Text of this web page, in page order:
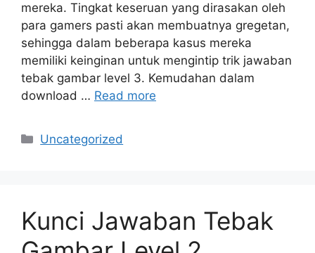
mereka. Tingkat keseruan yang dirasakan oleh
para gamers pasti akan membuatnya gregetan,
sehingga dalam beberapa kasus mereka
memiliki keinginan untuk mengintip trik jawaban
tebak gambar level 3. Kemudahan dalam
download … Read more
Categories
Uncategorized
Kunci Jawaban Tebak